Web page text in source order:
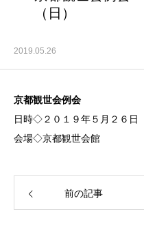
（日）
2019.05.26
京都観世会例会
日時◇２０１９年５月２６日
会場◇京都観世会館
前の記事